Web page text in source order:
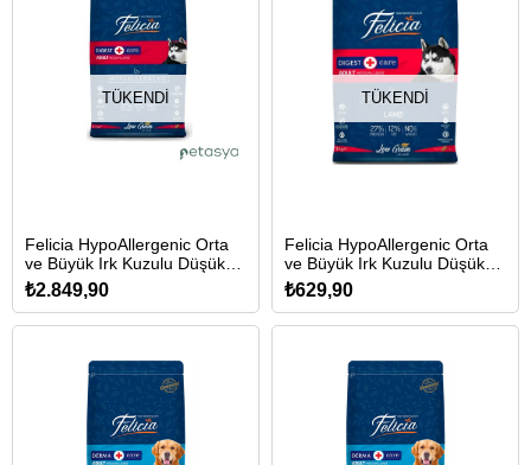
TÜKENDI
Felicia HypoAllergenic Orta
ve Büyük Irk Kuzulu Düşük
Tahıllı Yetişkin Köpek
Maması 15kg
₺2.849,90
TÜKENDI
Felicia HypoAllergenic Orta
ve Büyük Irk Kuzulu Düşük
Tahıllı Yetişkin Köpek
Maması 3kg
₺629,90